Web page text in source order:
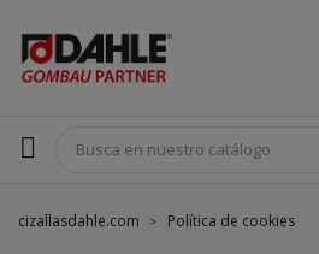
cizallasdahle.com Política de cookies